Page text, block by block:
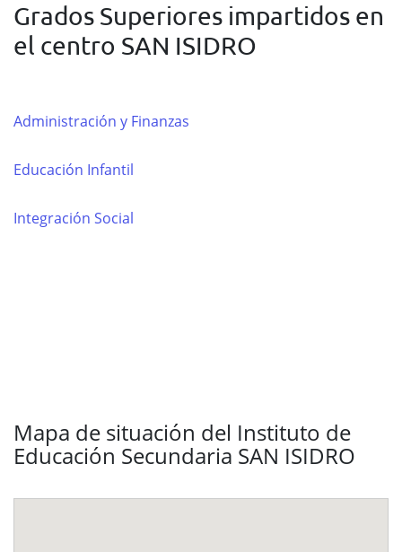
Grados Superiores impartidos en
el centro SAN ISIDRO
Administración y Finanzas
Educación Infantil
Integración Social
Mapa de situación del Instituto de
Educación Secundaria SAN ISIDRO